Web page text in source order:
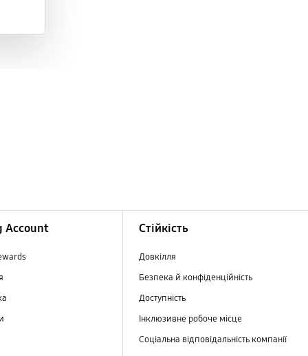
Account Стійкість
Довкілля
Безпека й конфіденційність
Доступність
Інклюзивне робоче місце
Соціальна відповідальність компанії